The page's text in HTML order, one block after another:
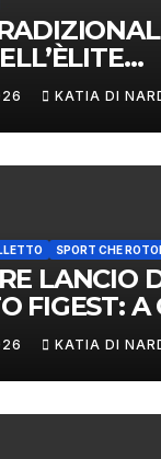
LA
AL
TAFISA A
KATIA DI
SPORT CHE
LANCIO
FIGEST: A
ED
KATIA DI